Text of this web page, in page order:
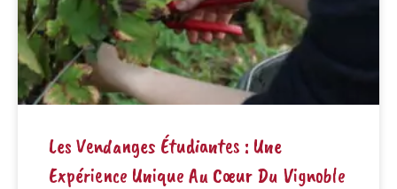
Les Vendanges Étudiantes : Une
Expérience Unique Au Cœur Du Vignoble